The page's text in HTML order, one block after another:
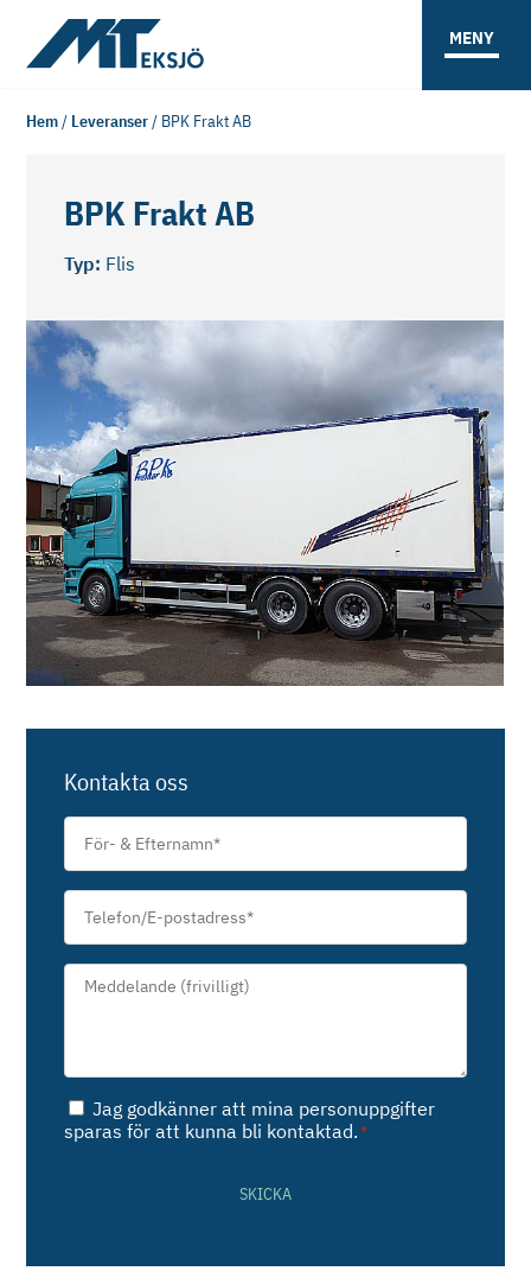
MENY
Hem/ Leveranser/ BPK Frakt AB
BPK Frakt AB
Typ: Flis
Kontakta oss
För-
Efternamn
Telefon/E-
postadress*
Meddelande*
Samtycke*
Jag godkänner att mina personuppgifter
sparas för att kunna bli kontaktad. *
SKICKA